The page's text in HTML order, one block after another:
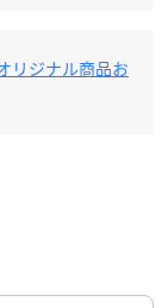
リジナル商品お